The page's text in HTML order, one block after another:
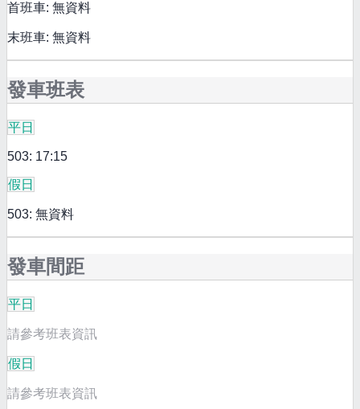
首班車: 無資料
末班車: 無資料
發車班表
平日
503: 17:15
假日
503: 無資料
發車間距
平日
請參考班表資訊
假日
請參考班表資訊